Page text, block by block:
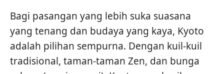
Bagi pasangan yang lebih suka suasana
yang tenang dan budaya yang kaya, Kyoto
adalah pilihan sempurna. Dengan kuil-kuil
tradisional, taman-taman Zen, dan bunga